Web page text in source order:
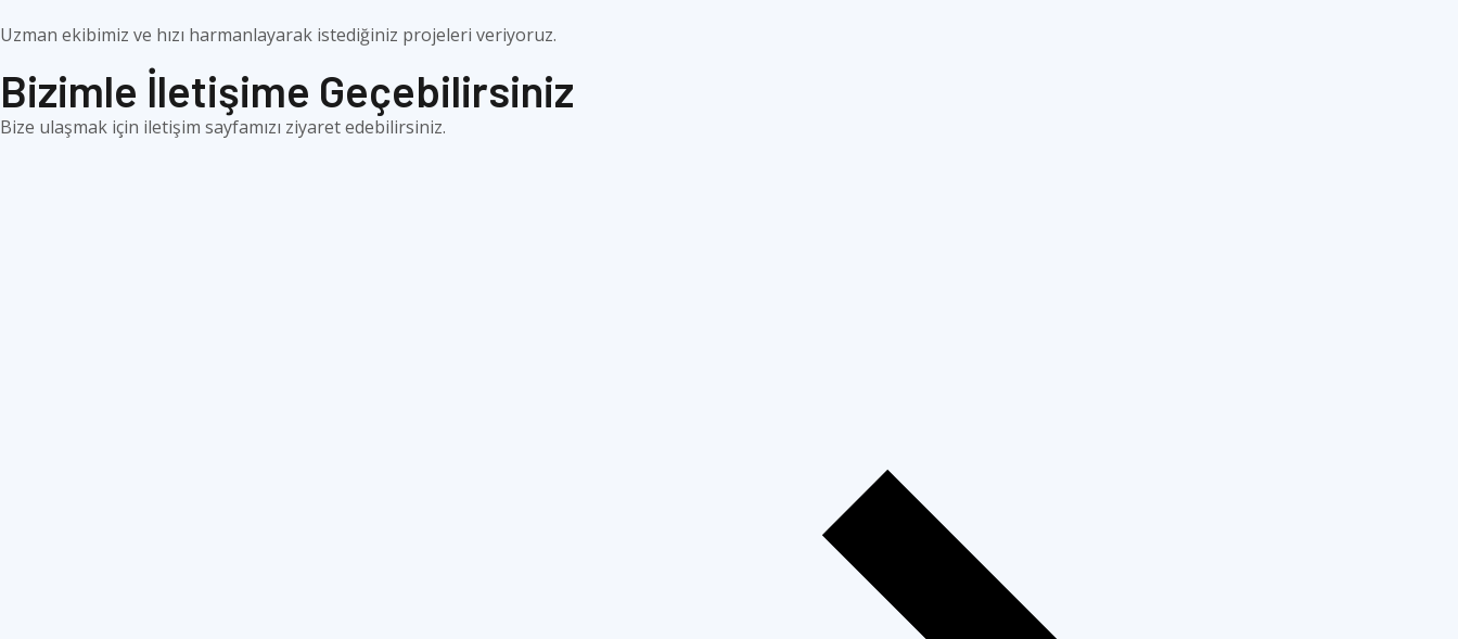
Uzman ekibimiz ve hızı harmanlayarak istediğiniz projeleri veriyoruz.
Bizimle İletişime Geçebilirsiniz
Bize ulaşmak için iletişim sayfamızı ziyaret edebilirsiniz.